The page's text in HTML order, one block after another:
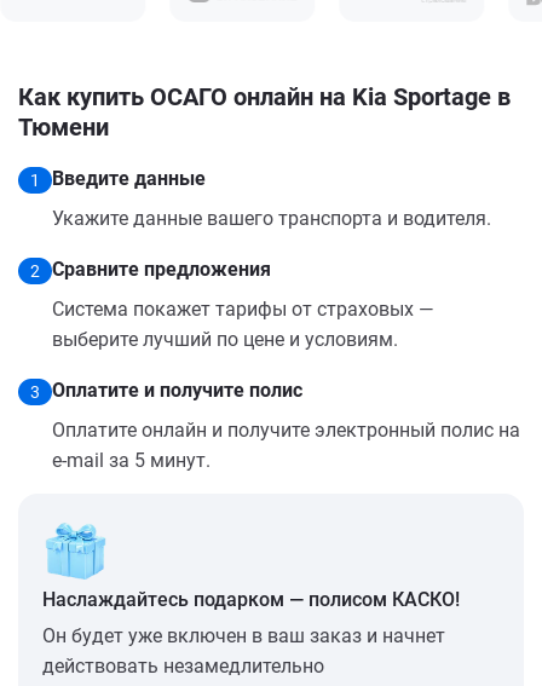
Как купить ОСАГО онлайн на Kia Sportage в
Тюмени
1
Введите данные
Укажите данные вашего транспорта и водителя.
2
Сравните предложения
Система покажет тарифы от страховых —
выберите лучший по цене и условиям.
3
Оплатите и получите полис
Оплатите онлайн и получите электронный полис на
e-mail за 5 минут.
Наслаждайтесь подарком — полисом КАСКО!
Он будет уже включен в ваш заказ и начнет
действовать незамедлительно